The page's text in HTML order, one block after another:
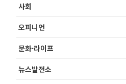
사회
오피니언
문화·라이프
뉴스발전소